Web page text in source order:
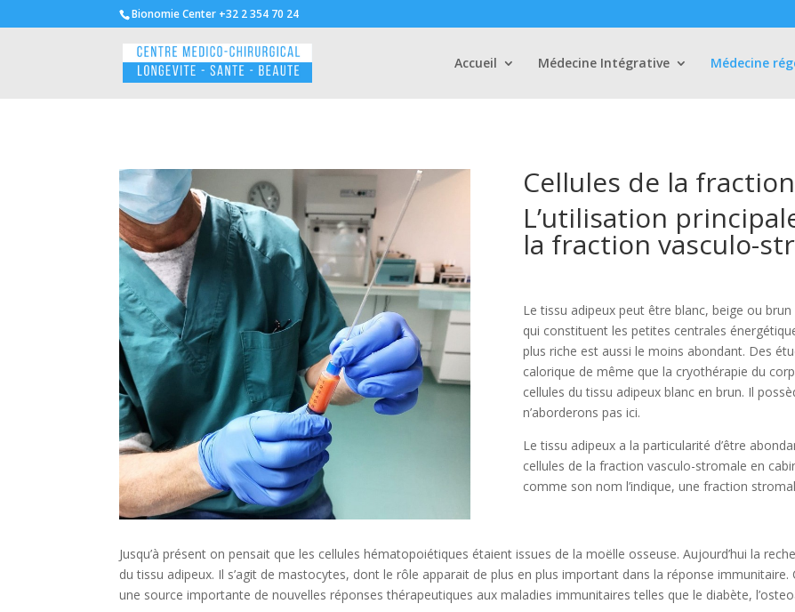
Bionomie Center +32 2 354 70 24
Accueil Médecine Intégrative Médecine
Cellules de la
L’utilisation
la fraction vasculo-
Le tissu adipeux peut être blanc, beige ou
qui constituent les petites centrales
plus riche est aussi le moins abondant. Des
calorique de même que la cryothérapie du
cellules du tissu adipeux blanc en brun. Il
n’aborderons pas ici.
Le tissu adipeux a la particularité d’être
cellules de la fraction vasculo-stromale en
comme son nom l’indique, une fraction
Jusqu’à présent on pensait que les cellules hématopoiétiques étaient issues de la moëlle osseuse. Aujourd’hui la
du tissu adipeux. Il s’agit de mastocytes, dont le rôle apparait de plus en plus important dans la réponse
une source importante de nouvelles réponses thérapeutiques aux maladies immunitaires telles que le diabète,